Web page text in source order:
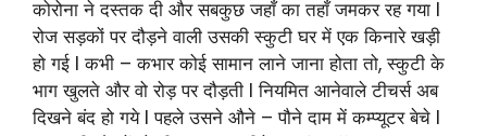
कोरोना ने दस्तक दी और सबकुछ जहाँ का तहाँ जमकर रह गया l
रोज सड़कों पर दौड़ने वाली उसकी स्कुटी घर में एक किनारे खड़ी
हो गई l कभी – कभार कोई सामान लाने जाना होता तो, स्कुटी के
भाग खुलते और वो रोड़ पर दौड़ती l नियमित आनेवाले टीचर्स अब
दिखने बंद हो गये l पहले उसने औने – पौने दाम में कम्प्यूटर बेचे l